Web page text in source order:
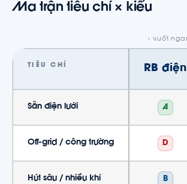
Ma trận tiêu chí × kiểu
TIÊU CHÍ RB điện
Sẵn điện lưới A
Off-grid / công trường D
Hút sâu / nhiều khí B